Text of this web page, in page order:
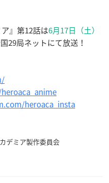
』第12話は6月17日（土）
29局ネットにて放送！
heroaca_insta
デミア製作委員会